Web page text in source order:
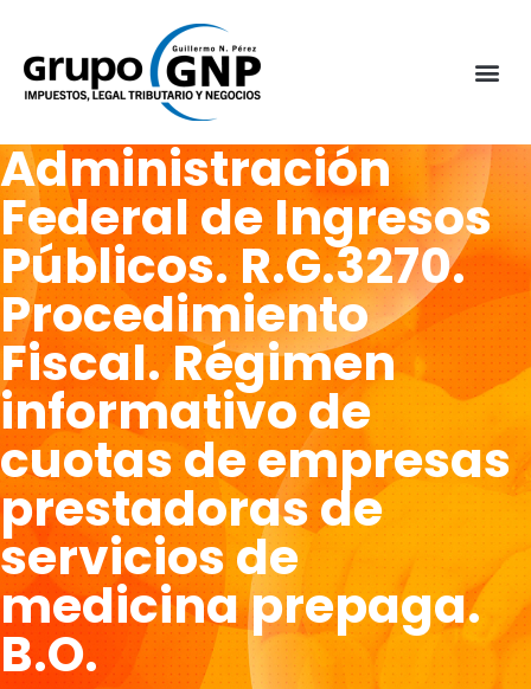
Administración
Federal de Ingresos
Públicos. R.G.3270.
Procedimiento
Fiscal. Régimen
informativo de
cuotas de empresas
prestadoras de
servicios de
medicina prepaga.
B.O.